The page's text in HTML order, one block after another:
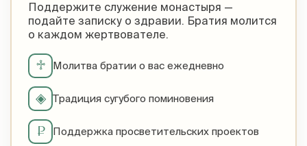
Поддержите служение монастыря —
подайте записку о здравии. Братия молится
о каждом жертвователе.
♱ Молитва братии о вас ежедневно
◈ Традиция сугубого поминовения
₽ Поддержка просветительских проектов